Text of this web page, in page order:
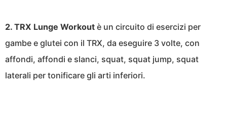
2. TRX Lunge Workout è un circuito di esercizi per
gambe e glutei con il TRX, da eseguire 3 volte, con
affondi, affondi e slanci, squat, squat jump, squat
laterali per tonificare gli arti inferiori.